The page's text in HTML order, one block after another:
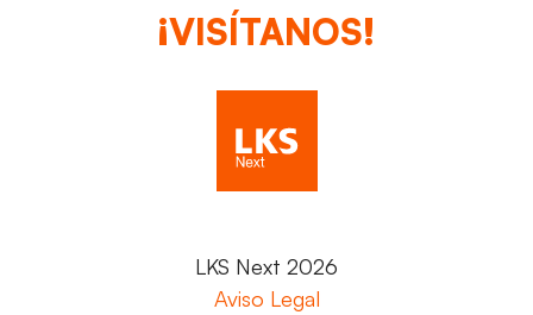
¡VISÍTANOS!
LKS Next 2026
Aviso Legal